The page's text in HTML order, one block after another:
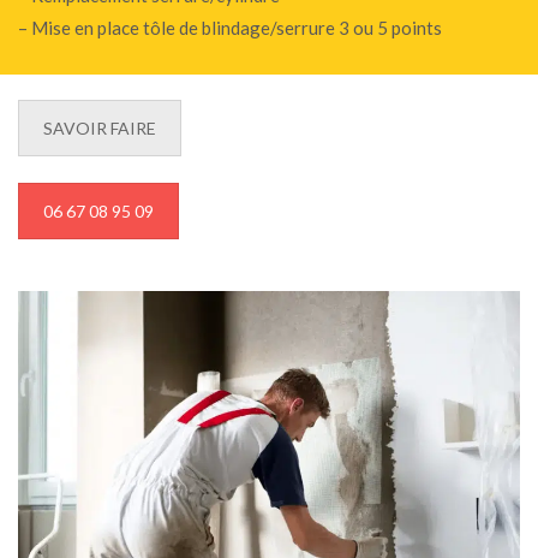
– Mise en place tôle de blindage/serrure 3 ou 5 points
SAVOIR FAIRE
06 67 08 95 09